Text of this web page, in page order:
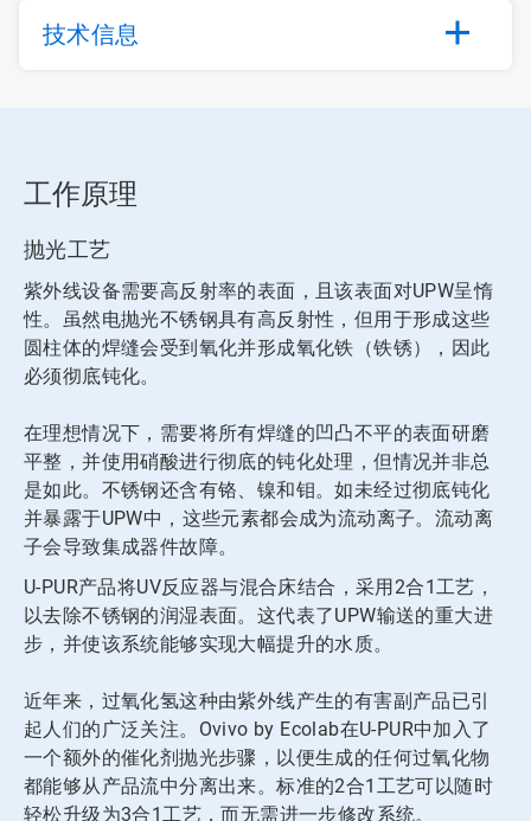
技术信息
工作原理
抛光工艺
紫外线设备需要高反射率的表面，且该表面对UPW呈惰
性。虽然电抛光不锈钢具有高反射性，但用于形成这些
圆柱体的焊缝会受到氧化并形成氧化铁（铁锈），因此
必须彻底钝化。
在理想情况下，需要将所有焊缝的凹凸不平的表面研磨
平整，并使用硝酸进行彻底的钝化处理，但情况并非总
是如此。不锈钢还含有铬、镍和钼。如未经过彻底钝化
并暴露于UPW中，这些元素都会成为流动离子。流动离
子会导致集成器件故障。
U-PUR产品将UV反应器与混合床结合，采用2合1工艺，
以去除不锈钢的润湿表面。这代表了UPW输送的重大进
步，并使该系统能够实现大幅提升的水质。
近年来，过氧化氢这种由紫外线产生的有害副产品已引
起人们的广泛关注。Ovivo by Ecolab在U-PUR中加入了
一个额外的催化剂抛光步骤，以便生成的任何过氧化物
都能够从产品流中分离出来。标准的2合1工艺可以随时
轻松升级为3合1工艺，而无需进一步修改系统。